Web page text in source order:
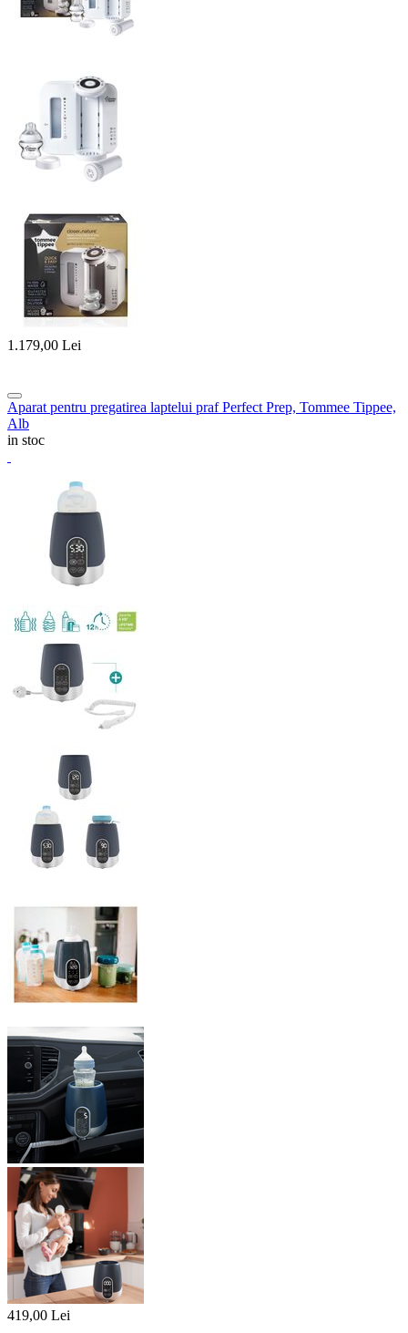
1.179,00 Lei
Aparat pentru pregatirea laptelui praf Perfect Prep, Tommee Tippee,
Alb
in stoc
419,00 Lei